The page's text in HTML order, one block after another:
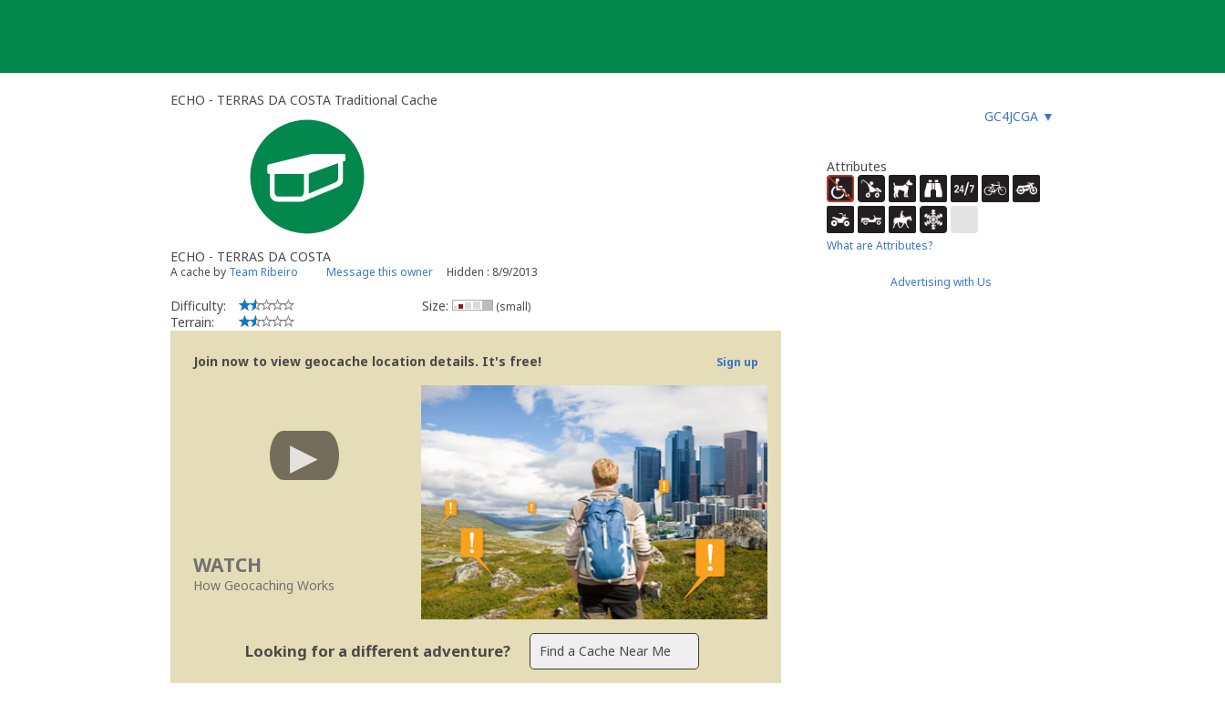
ECHO - TERRAS DA COSTA Traditional Cache
GC4JCGA ▼
ECHO - TERRAS DA COSTA
A cache by Team Ribeiro Message this owner Hidden : 8/9/2013
Difficulty:
Terrain:
Size: (small)
Join now to view geocache location details. It's free! Sign up
WATCH
How Geocaching Works
Looking for a different adventure?
Attributes
What are Attributes?
Advertising with Us